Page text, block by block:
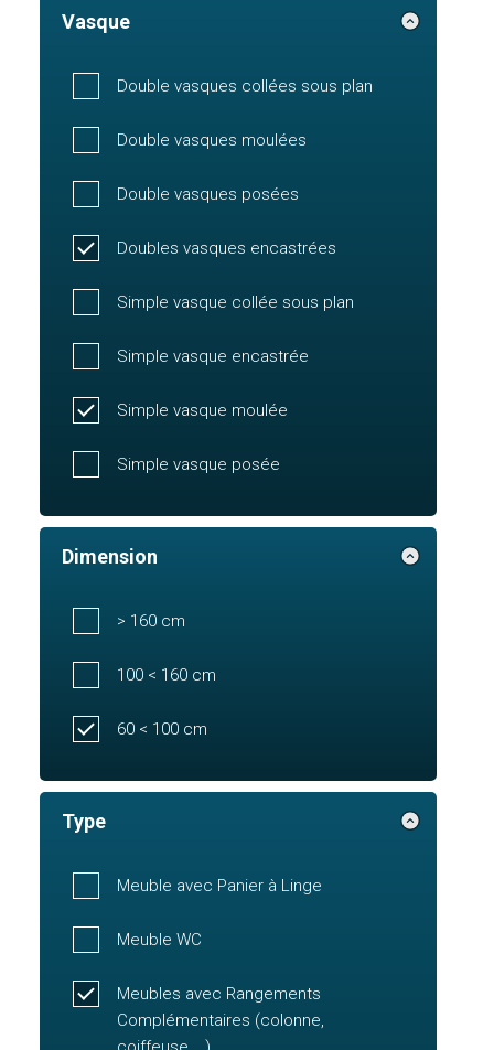
Vasque
Double vasques collées sous plan
Double vasques moulées
Double vasques posées
Doubles vasques encastrées
Simple vasque collée sous plan
Simple vasque encastrée
Simple vasque moulée
Simple vasque posée
Dimension
> 160 cm
100 < 160 cm
60 < 100 cm
Type
Meuble avec Panier à Linge
Meuble WC
Meubles avec Rangements
Complémentaires (colonne,